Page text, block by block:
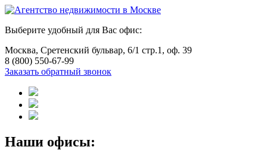
Выберите удобный для Вас офис:
Москва, Сретенский бульвар, 6/1 стр.1, оф. 39
8 (800) 550-67-99
Заказать обратный звонок
Наши офисы: